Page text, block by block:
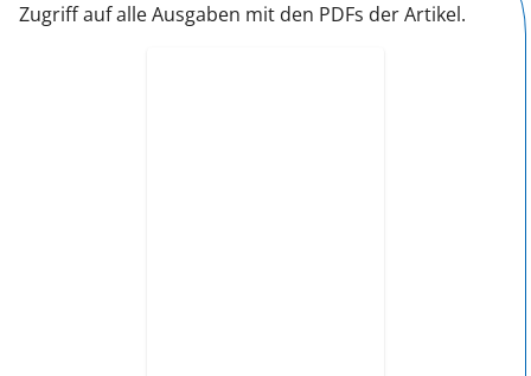
Zugriff auf alle Ausgaben mit den PDFs der Artikel.